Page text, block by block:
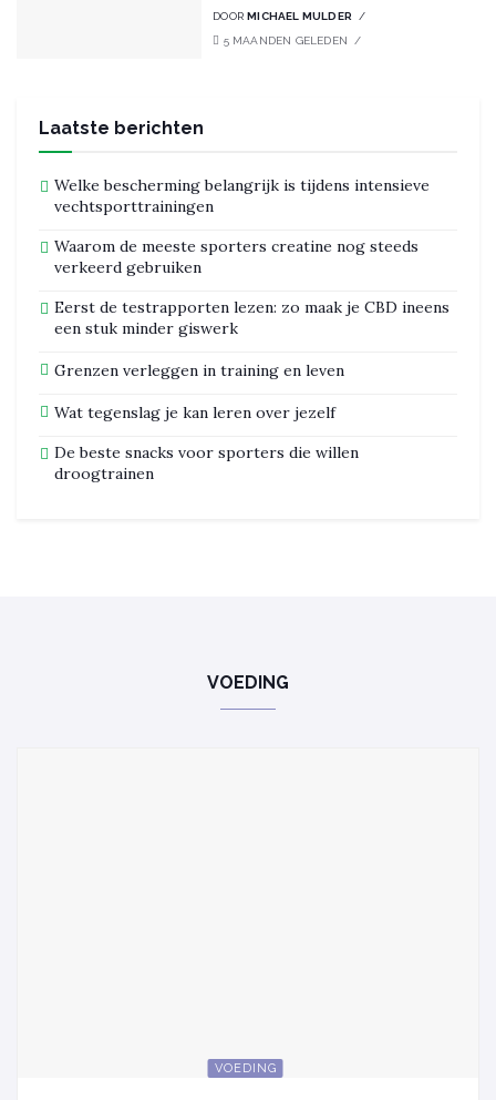
DOOR MICHAEL MULDER
5 MAANDEN GELEDEN
Laatste berichten
Welke bescherming belangrijk is tijdens intensieve
vechtsporttrainingen
Waarom de meeste sporters creatine nog steeds
verkeerd gebruiken
Eerst de testrapporten lezen: zo maak je CBD ineens
een stuk minder giswerk
Grenzen verleggen in training en leven
Wat tegenslag je kan leren over jezelf
De beste snacks voor sporters die willen
droogtrainen
VOEDING
VOEDING